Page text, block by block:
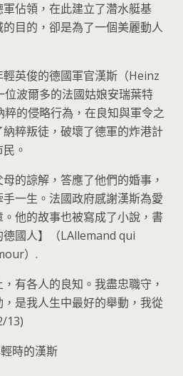
佔領，在此建立了濳水艇基
目的，卻是為了一個美麗動人
英俊的德國軍官漢斯（Heinz
波爾多的法國姑娘安瑞葉特
的侵略行為，在良知與軍令之
粹叛徒，破壞了德軍的炸港計
。
的諒解，答應了他們的婚事，
一生。法國政府感謝漢斯為愛
他的故事也被寫成了小說，書
國人】（LAllemand qui
）.
有各人的良知。我盡忠職守，
是我人生中最好的舉動，我從
13)
時的漢斯